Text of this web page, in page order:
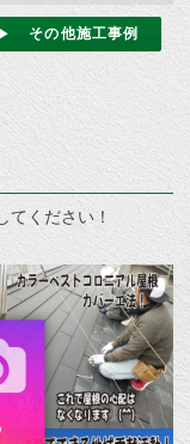
その他施工事例
ください！